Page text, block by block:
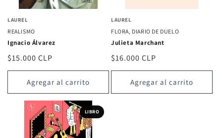
LAUREL
REALISMO
Ignacio Álvarez
Precio
habitual
$15.000 CLP
Agregar al carrito
LAUREL
FLORA, DIARIO DE DUELO
Julieta Marchant
Precio
habitual
$16.000 CLP
Agregar al carrito
LIBRO